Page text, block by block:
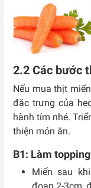
2.2 Các bước
Nếu mua thịt
đặc trưng của
hành tím nhé.
thiện món ăn.
B1: Làm topping
Miến sau